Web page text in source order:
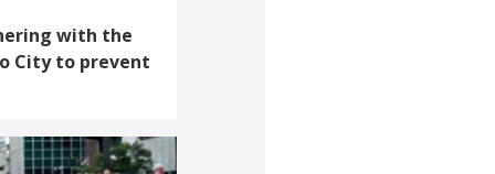
with the
City to prevent